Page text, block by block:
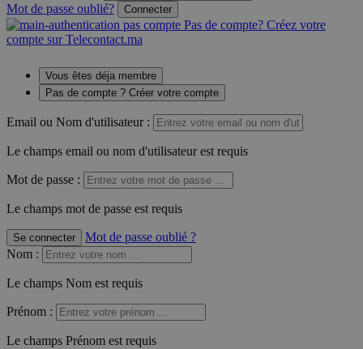
Mot de passe oublié?
Connecter
Pas de compte? Créez votre
compte sur Telecontact.ma
Vous êtes déja membre
Pas de compte ? Créer votre compte
Email ou Nom d'utilisateur :
Le champs email ou nom d'utilisateur est requis
Mot de passe :
Le champs mot de passe est requis
Se connecter
Mot de passe oublié ?
Nom :
Le champs Nom est requis
Prénom :
Le champs Prénom est requis